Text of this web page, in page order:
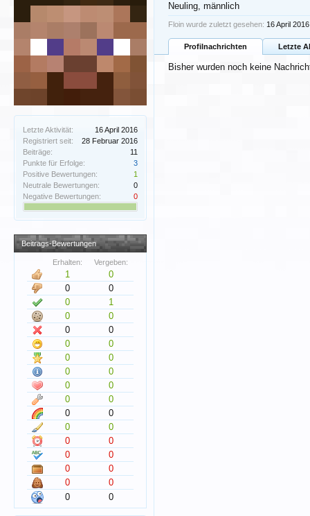
Letzte Aktivität:
16 April 2016
Registriert seit:
28 Februar 2016
Beiträge:
11
Punkte für Erfolge:
3
Positive Bewertungen:
1
Neutrale Bewertungen:
0
Negative Bewertungen:
0
Beitrags-Bewertungen
Erhalten: Vergeben:
1
0
0
0
0
1
0
0
0
0
0
0
0
0
0
0
0
0
0
0
0
0
0
0
0
0
0
0
0
0
0
0
0
0
Neuling, männlich
Floin wurde zuletzt gesehen: 16 April 2016
Profilnachrichten Letzte
Bisher wurden noch keine